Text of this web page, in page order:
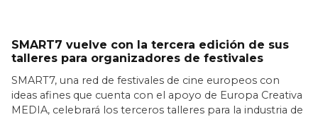
SMART7 vuelve con la tercera edición de sus
talleres para organizadores de festivales
SMART7, una red de festivales de cine europeos con
ideas afines que cuenta con el apoyo de Europa Creativa
MEDIA, celebrará los terceros talleres para la industria de